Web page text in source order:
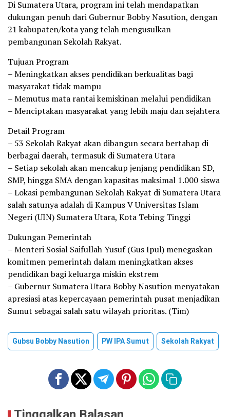
Di Sumatera Utara, program ini telah mendapatkan
dukungan penuh dari Gubernur Bobby Nasution, dengan
21 kabupaten/kota yang telah mengusulkan
pembangunan Sekolah Rakyat.
Tujuan Program
– Meningkatkan akses pendidikan berkualitas bagi
masyarakat tidak mampu
– Memutus mata rantai kemiskinan melalui pendidikan
– Menciptakan masyarakat yang lebih maju dan sejahtera
Detail Program
– 53 Sekolah Rakyat akan dibangun secara bertahap di
berbagai daerah, termasuk di Sumatera Utara
– Setiap sekolah akan mencakup jenjang pendidikan SD,
SMP, hingga SMA dengan kapasitas maksimal 1.000 siswa
– Lokasi pembangunan Sekolah Rakyat di Sumatera Utara
salah satunya adalah di Kampus V Universitas Islam
Negeri (UIN) Sumatera Utara, Kota Tebing Tinggi
Dukungan Pemerintah
– Menteri Sosial Saifullah Yusuf (Gus Ipul) menegaskan
komitmen pemerintah dalam meningkatkan akses
pendidikan bagi keluarga miskin ekstrem
– Gubernur Sumatera Utara Bobby Nasution menyatakan
apresiasi atas kepercayaan pemerintah pusat menjadikan
Sumut sebagai salah satu wilayah prioritas. (Tim)
Gubsu Bobby Nasution PW IPA Sumut Sekolah Rakyat